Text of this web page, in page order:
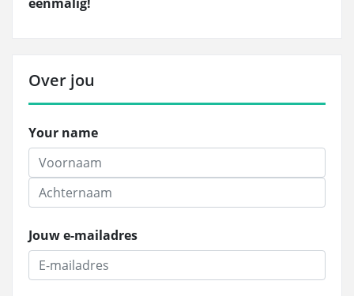
Over jou
Your name
Jouw e-mailadres